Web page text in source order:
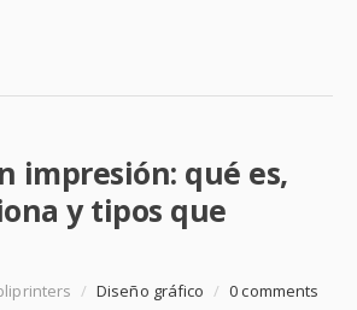
impresión: qué es,
y tipos que
/ Diseño gráfico / 0 comments